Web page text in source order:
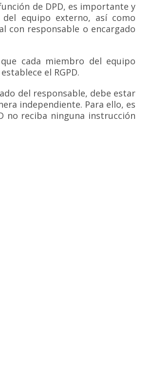
de DPD, es importante y
equipo externo, así como
con responsable o encargado
cada miembro del equipo
el RGPD.
del responsable, debe estar
independiente. Para ello, es
no reciba ninguna instrucción